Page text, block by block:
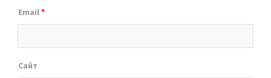
Email*
Сайт